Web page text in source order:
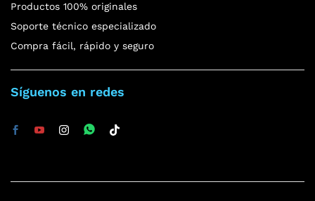
Productos 100% originales
Soporte técnico especializado
Compra fácil, rápido y seguro
Síguenos en redes